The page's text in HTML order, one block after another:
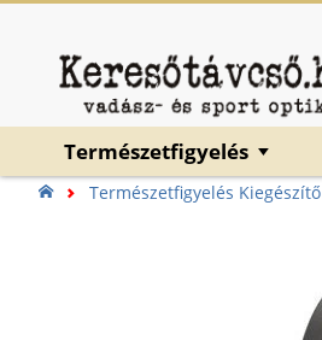
Természetfigyelés ▼
Természetfigyelés Kiegészítő